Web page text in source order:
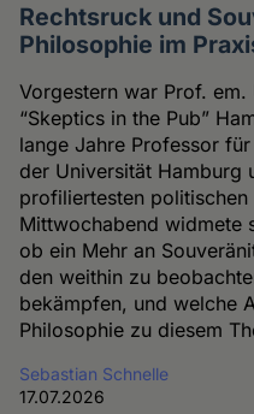
Rechtsruck und
Philosophie im
Vorgestern war Prof.
“Skeptics in the Pub”
lange Jahre Professor
der Universität Hamburg
profiliertesten
Mittwochabend widmete
ob ein Mehr an
den weithin zu
bekämpfen, und welche
Philosophie zu diesem
Sebastian Schnelle
17.07.2026